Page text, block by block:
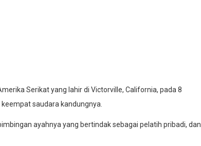
Serikat yang lahir di Victorville, California, pada 8
saudara kandungnya.
ayahnya yang bertindak sebagai pelatih pribadi, dan